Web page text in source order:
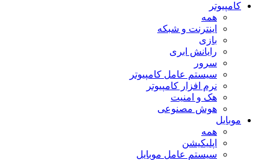
کامپیوتر
همه
اینترنت و شبکه
بازی
رایانش ابری
سرور
سیستم عامل کامپیوتر
نرم افزار کامپیوتر
هک و امنیت
هوش مصنوعی
موبایل
همه
اپلیکیشن
سیستم عامل موبایل